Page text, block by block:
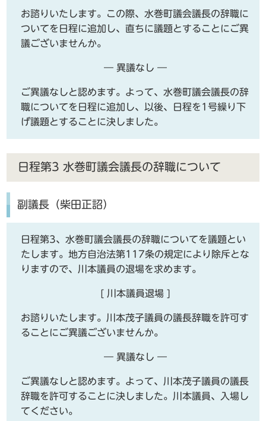
お諮りいたします。この際、水巻町議会議長の辞職に
ついてを日程に追加し、直ちに議題とすることにご異
議ございませんか。
― 異議なし ―
ご異議なしと認めます。よって、水巻町議会議長の辞
職についてを日程に追加し、以後、日程を1号繰り下
げ議題とすることに決しました。
日程第3 水巻町議会議長の辞職について
副議長（柴田正詔）
日程第3、水巻町議会議長の辞職についてを議題とい
たします。地方自治法第117条の規定により除斥とな
りますので、川本議員の退場を求めます。
[ 川本議員退場 ]
お諮りいたします。川本茂子議員の議長辞職を許可す
ることにご異議ございませんか。
― 異議なし ―
ご異議なしと認めます。よって、川本茂子議員の議長
辞職を許可することに決しました。川本議員、入場し
てください。